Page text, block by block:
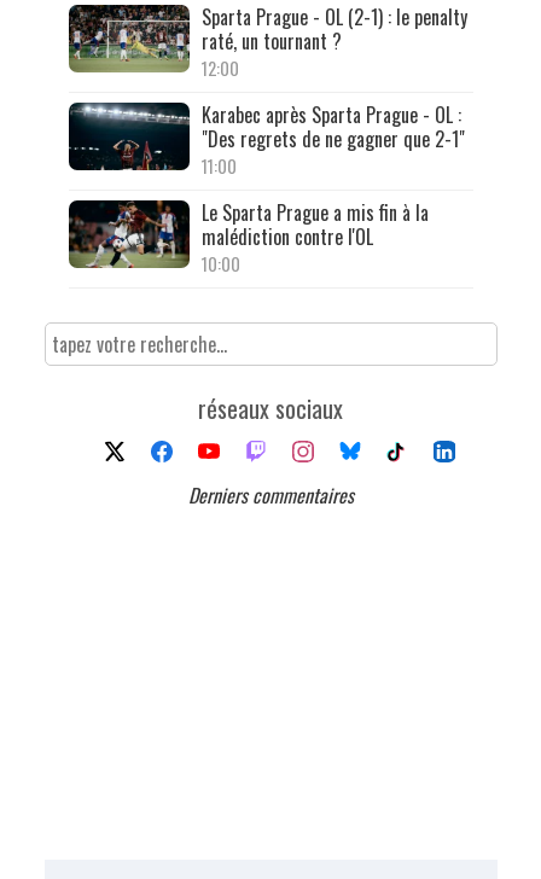
Sparta Prague - OL (2-1) : le penalty
raté, un tournant ?
12:00
Karabec après Sparta Prague - OL :
"Des regrets de ne gagner que 2-1"
11:00
Le Sparta Prague a mis fin à la
malédiction contre l'OL
10:00
réseaux sociaux
Derniers commentaires